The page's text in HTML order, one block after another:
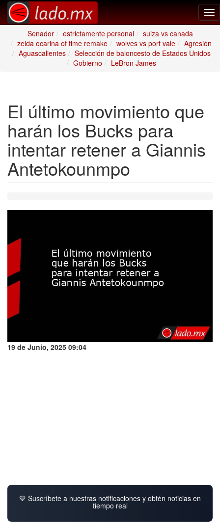
Senador
estrictamente personal
suiza vs canada
zelda ocarina of time remake
wolves vs port vale
Agresión
Aguascalientes
Selección de baloncesto de Estados Unidos
Gobierno
LeBron James
El último movimiento que
harán los Bucks para
intentar retener a Giannis
Antetokounmpo
19 de Junio, 2025 09:04
💙 Suscríbete a nuestras notificaciones y obtén noticias en
tiempo real